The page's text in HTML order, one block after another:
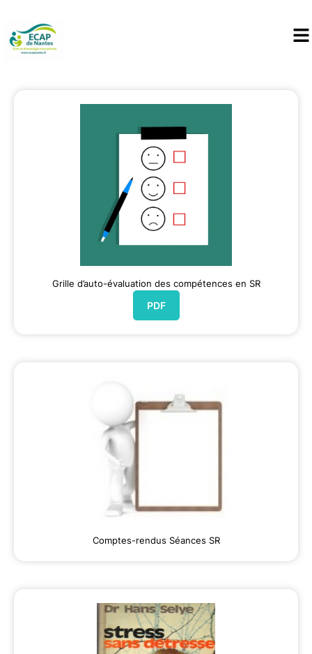
Grille d’auto-évaluation des compétences en SR
PDF
Comptes-rendus Séances SR